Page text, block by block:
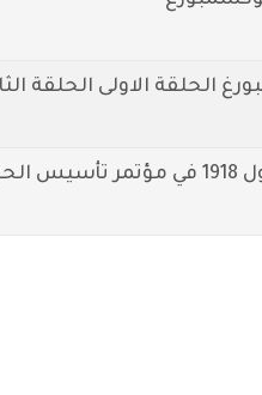
الحلقة الاولى الحلقة
مقتطفات من خطاب روزا لوكسمبورغ في 30 كانون